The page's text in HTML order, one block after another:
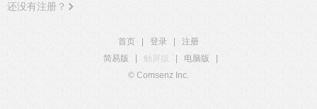
还没有注册？
首页 登录
注册
简易版
触屏版 电脑版
© Comsenz Inc.